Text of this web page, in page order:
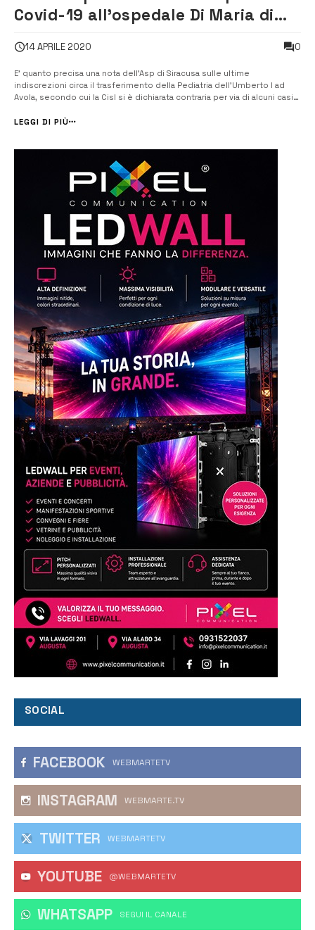
Covid-19 all’ospedale Di Maria di
14 APRILE 2020 0
E’ quanto precisa una nota dell’Asp di Siracusa sulle ultime
indiscrezioni circa il trasferimento della Pediatria dell’Umberto I ad
Avola, secondo cui la Cisl si è dichiarata contraria per via di alcuni casi
trasferire. [/] La notizia secondo cui sarebbe emerso un […...
LEGGI DI PIÙ
SOCIAL
FACEBOOK WEBMARTETV
INSTAGRAM WEBMARTE.TV
TWITTER WEBMARTETV
YOUTUBE @WEBMARTETV
WHATSAPP ‎SEGUI IL CANALE